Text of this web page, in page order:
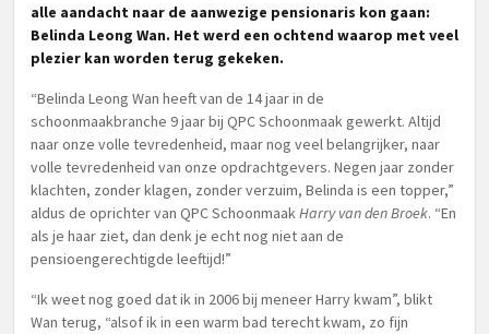
alle aandacht naar de aanwezige pensionaris kon gaan:
Belinda Leong Wan. Het werd een ochtend waarop met veel
plezier kan worden terug gekeken.
“Belinda Leong Wan heeft van de 14 jaar in de
schoonmaakbranche 9 jaar bij QPC Schoonmaak gewerkt. Altijd
naar onze volle tevredenheid, maar nog veel belangrijker, naar
volle tevredenheid van onze opdrachtgevers. Negen jaar zonder
klachten, zonder klagen, zonder verzuim, Belinda is een topper,”
aldus de oprichter van QPC SchoonmaakHarry van den Broek. “En
als je haar ziet, dan denk je echt nog niet aan de
pensioengerechtigde leeftijd!”
“Ik weet nog goed dat ik in 2006 bij meneer Harry kwam”, blikt
Wan terug, “alsof ik in een warm bad terecht kwam, zo fijn